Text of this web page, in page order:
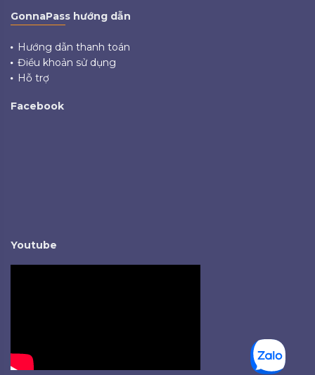
GonnaPass hướng dẫn
Hướng dẫn thanh toán
Điều khoản sử dụng
Hỗ trợ
Facebook
Youtube